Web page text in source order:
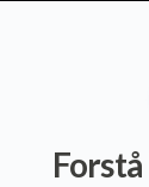
Forstå